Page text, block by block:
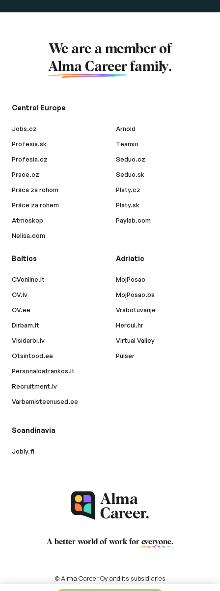
We are a member of
Alma Career family.
Central Europe
Jobs.cz
Profesia.sk
Profesia.cz
Prace.cz
Práca za rohom
Práce za rohem
Atmoskop
Nelisa.com
Arnold
Teamio
Seduo.cz
Seduo.sk
Platy.cz
Platy.sk
Paylab.com
Baltics
CVonline.lt
CV.lv
CV.ee
Dirbam.lt
Visidarbi.lv
Otsintood.ee
Personaloatrankos.lt
Recruitment.lv
Varbamisteenused.ee
Adriatic
MojPosao
MojPosao.ba
Vrabotuvanje
Hercul.hr
Virtual Valley
Pulser
Scandinavia
Jobly.fi
A better world of work for everyone.
© Alma Career Oy and its subsidiaries